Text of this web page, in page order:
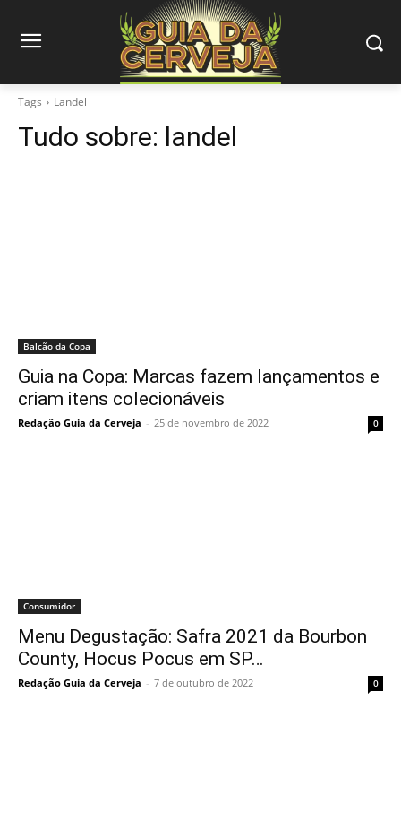
Tags Landel
Tudo sobre: landel
Balcão da Copa
Guia na Copa: Marcas fazem lançamentos e
criam itens colecionáveis
Redação Guia da Cerveja - 25 de novembro de 2022 0
Consumidor
Menu Degustação: Safra 2021 da Bourbon
County, Hocus Pocus em SP…
Redação Guia da Cerveja - 7 de outubro de 2022 0